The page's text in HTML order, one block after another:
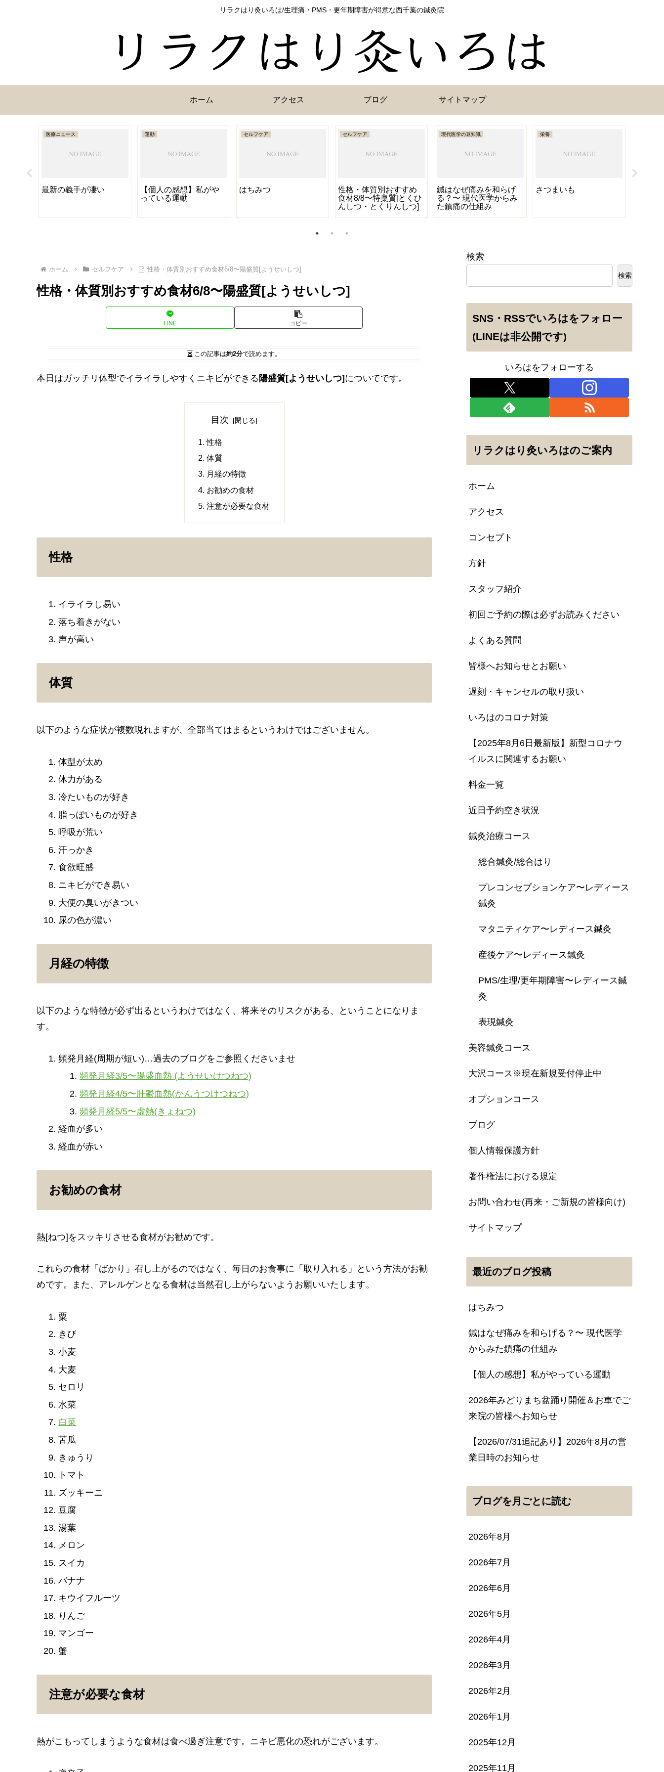
リラクはり灸いろは/生理痛・PMS・更年期障害が得意な西千葉の鍼灸院
ホーム アクセス ブログ サイトマップ
医療ニュース
最新の義手が凄い
運動
【個人の感想】私がや
っている運動
セルフケア
はちみつ
セルフケア
性格・体質別おすすめ
食材8/8〜特稟質[とくひ
んしつ・とくりんしつ]
現代医学の豆知識
鍼はなぜ痛みを和らげ
る？〜 現代医学からみ
た鎮痛の仕組み
栄養
さつまいも
ホーム セルフケア 性格・体質別おすすめ食材6/8〜陽盛質[ようせいしつ]
性格・体質別おすすめ食材6/8〜陽盛質[ようせいしつ]
LINE コピー
この記事は約2分で読めます。
本日はガッチリ体型でイライラしやすくニキビができる 陽盛質[ようせいしつ] についてです。
目次
性格
体質
月経の特徴
お勧めの食材
注意が必要な食材
性格
イライラし易い
落ち着きがない
声が高い
体質
以下のような症状が複数現れますが、全部当てはまるというわけではございません。
体型が太め
体力がある
冷たいものが好き
脂っぽいものが好き
呼吸が荒い
汗っかき
食欲旺盛
ニキビができ易い
大便の臭いがきつい
尿の色が濃い
月経の特徴
以下のような特徴が必ず出るというわけではなく、将来そのリスクがある、ということになりま
す。
頻発月経(周期が短い)…過去のブログをご参照くださいませ
頻発月経3/5〜陽盛血熱 (ようせいけつねつ)
頻発月経4/5〜肝鬱血熱(かんうつけつねつ)
頻発月経5/5〜虚熱(きょねつ)
経血が多い
経血が赤い
お勧めの食材
熱[ねつ]をスッキリさせる食材がお勧めです。
これらの食材「ばかり」召し上がるのではなく、毎日のお食事に「取り入れる」という方法がお勧
めです。また、アレルゲンとなる食材は当然召し上がらないようお願いいたします。
粟
きび
小麦
大麦
セロリ
水菜
白菜
苦瓜
きゅうり
トマト
ズッキーニ
豆腐
湯葉
メロン
スイカ
バナナ
キウイフルーツ
りんご
マンゴー
蟹
注意が必要な食材
熱がこもってしまうような食材は食べ過ぎ注意です。ニキビ悪化の恐れがございます。
検索
検索
SNS・RSSでいろはをフォロー
(LINEは非公開です)
いろはをフォローする
リラクはり灸いろはのご案内
ホーム
アクセス
コンセプト
方針
スタッフ紹介
初回ご予約の際は必ずお読みください
よくある質問
皆様へお知らせとお願い
遅刻・キャンセルの取り扱い
いろはのコロナ対策
【2025年8月6日最新版】新型コロナウ
イルスに関連するお願い
料金一覧
近日予約空き状況
鍼灸治療コース
総合鍼灸/総合はり
プレコンセプションケア〜レディース
鍼灸
マタニティケア〜レディース鍼灸
産後ケア〜レディース鍼灸
PMS/生理/更年期障害〜レディース鍼
灸
表現鍼灸
美容鍼灸コース
大沢コース※現在新規受付停止中
オプションコース
ブログ
個人情報保護方針
著作権法における規定
お問い合わせ(再来・ご新規の皆様向け)
サイトマップ
最近のブログ投稿
はちみつ
鍼はなぜ痛みを和らげる？〜 現代医学
からみた鎮痛の仕組み
【個人の感想】私がやっている運動
2026年みどりまち盆踊り開催＆お車でご
来院の皆様へお知らせ
【2026/07/31追記あり】2026年8月の営
業日時のお知らせ
ブログを月ごとに読む
2026年8月
2026年7月
2026年6月
2026年5月
2026年4月
2026年3月
2026年2月
2026年1月
2025年12月
2025年11月